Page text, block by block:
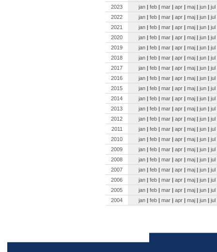
2023
jan | feb | mar | apr | maj | jun | jul
2022
jan | feb | mar | apr | maj | jun | jul
2021
jan | feb | mar | apr | maj | jun | jul
2020
jan | feb | mar | apr | maj | jun | jul
2019
jan | feb | mar | apr | maj | jun | jul
2018
jan | feb | mar | apr | maj | jun | jul
2017
jan | feb | mar | apr | maj | jun | jul
2016
jan | feb | mar | apr | maj | jun | jul
2015
jan | feb | mar | apr | maj | jun | jul
2014
jan | feb | mar | apr | maj | jun | jul
2013
jan | feb | mar | apr | maj | jun | jul
2012
jan | feb | mar | apr | maj | jun | jul
2011
jan | feb | mar | apr | maj | jun | jul
2010
jan | feb | mar | apr | maj | jun | jul
2009
jan | feb | mar | apr | maj | jun | jul
2008
jan | feb | mar | apr | maj | jun | jul
2007
jan | feb | mar | apr | maj | jun | jul
2006
jan | feb | mar | apr | maj | jun | jul
2005
jan | feb | mar | apr | maj | jun | jul
2004
jan | feb | mar | apr | maj | jun | jul